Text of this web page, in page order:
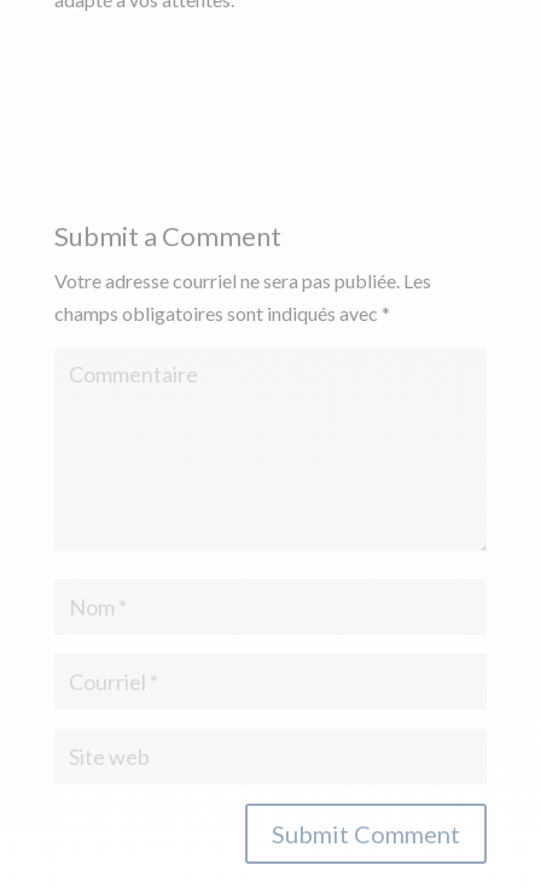
Submit a Comment
Votre adresse courriel ne sera pas publiée.Les
champs obligatoires sont indiqués avec *